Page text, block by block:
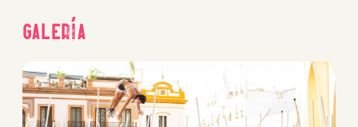
Galería